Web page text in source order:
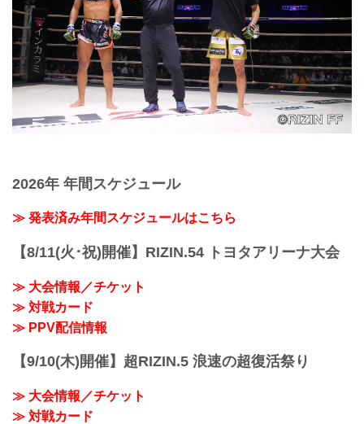
2026年 年間スケジュール
≫ 発表済み年間スケジュールはこちら
【8/11(火･祝)開催】RIZIN.54 トヨタアリーナ大会
≫ 大会情報／チケット
≫ 対戦カード
≫ PPV配信情報
【9/10(木)開催】超RIZIN.5 浪速の超復活祭り
≫ 大会情報／チケット
≫ 対戦カード